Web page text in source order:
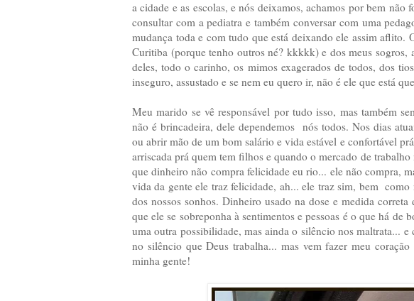
a cidade e as escolas, e nós deixamos, achamos por bem não
consultar com a pediatra e também conversar com uma
mudança toda e com tudo que está deixando ele assim aflito.
Curitiba (porque tenho outros né? kkkkk) e dos meus sogros,
deles, todo o carinho, os mimos exagerados de todos, dos
inseguro, assustado e se nem eu quero ir, não é ele que está
Meu marido se vê responsável por tudo isso, mas também
não é brincadeira, dele dependemos nós todos. Nos dias
ou abrir mão de um bom salário e vida estável e confortável
arriscada prá quem tem filhos e quando o mercado de
que dinheiro não compra felicidade eu rio... ele não compra,
vida da gente ele traz felicidade, ah... ele traz sim, bem como
dos nossos sonhos. Dinheiro usado na dose e medida
que ele se sobreponha à sentimentos e pessoas é o que há
uma outra possibilidade, mas ainda o silêncio nos maltrata...
no silêncio que Deus trabalha... mas vem fazer meu
minha gente!